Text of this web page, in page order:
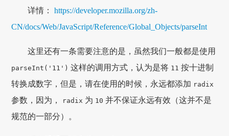
详情：https://developer.mozilla.org/zh-
CN/docs/Web/JavaScript/Reference/Global_Objects/parseInt
这里还有一条需要注意的是，虽然我们一般都是使用
parseInt('11') 这样的调用方式，认为是将 11 按十进制
转换成数字，但是，请在使用的时候，永远都添加 radix
参数，因为， radix 为 10 并不保证永远有效（这并不是
规范的一部分）。